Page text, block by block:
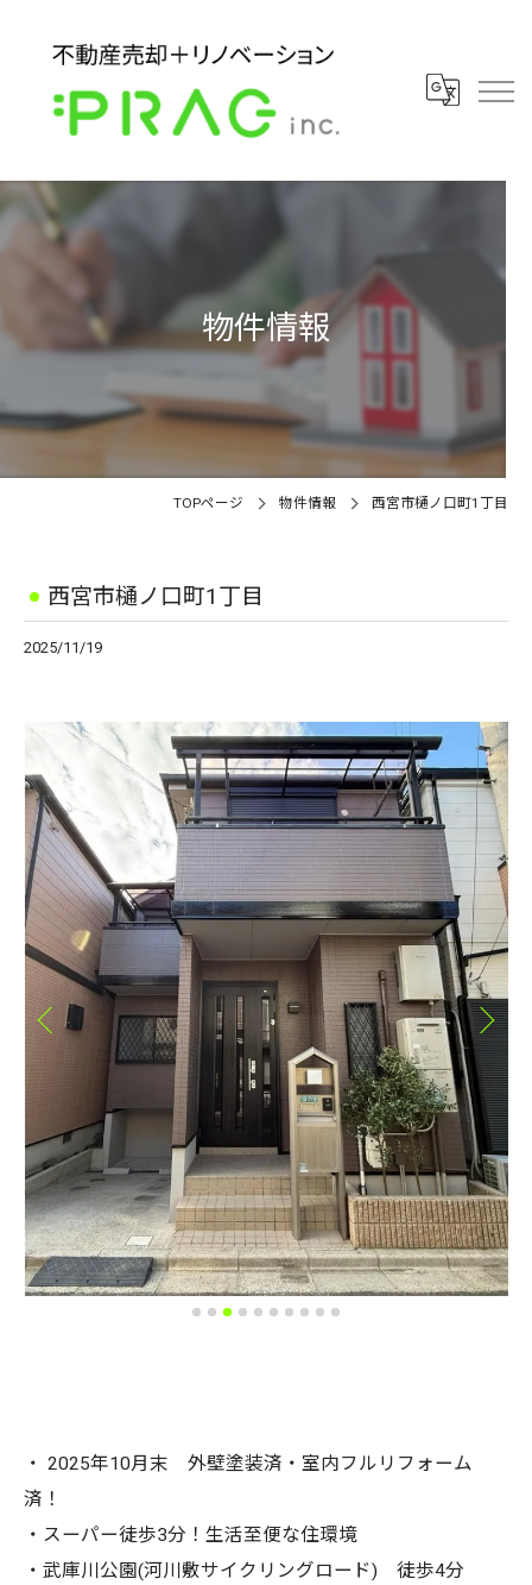
物件情報
TOPページ 物件情報 西宮市樋ノ口町1丁目
西宮市樋ノ口町1丁目
2025/11/19
・ 2025年10月末 外壁塗装済・室内フルリフォーム
済！
・スーパー徒歩3分！生活至便な住環境
・武庫川公園(河川敷サイクリングロード) 徒歩4分